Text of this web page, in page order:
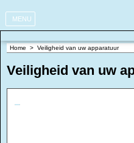
MENU
Home > Veiligheid van uw apparatuur
Veiligheid van uw